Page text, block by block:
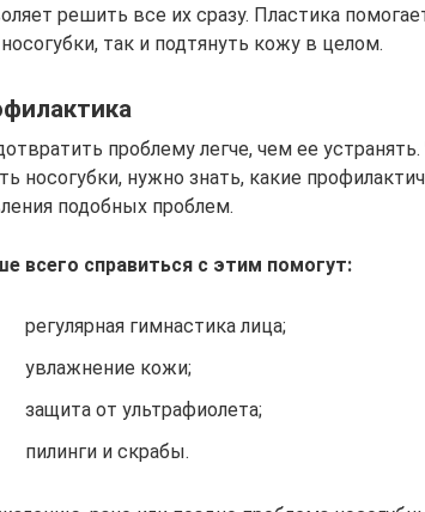
решить все их сразу. Пластика
так и подтянуть кожу в целом.
проблему легче, чем ее
носогубки, нужно знать, какие
подобных проблем.
всего справиться с этим помогут:
регулярная гимнастика лица;
увлажнение кожи;
защита от ультрафиолета;
пилинги и скрабы.